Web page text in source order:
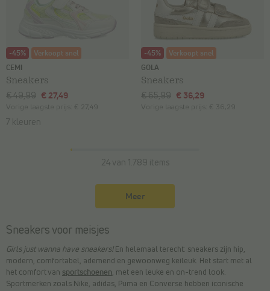
-45% Verkoopt snel
CEMI
Sneakers
€ 49,99 € 27,49
Vorige laagste prijs: € 27,49
7 kleuren
-45% Verkoopt snel
GOLA
Sneakers
€ 65,99 € 36,29
Vorige laagste prijs: € 36,29
24 van 1.789 items
Meer
Sneakers voor meisjes
Girls just wanna have sneakers!En helemaal terecht: sneakers zijn hip,
modern, comfortabel, ademend en gewoonweg keileuk. Het start met al
het comfort van sportschoenen, met een leuke en on-trend look.
Sportmerken zoals Nike, adidas, Puma en Converse hebben iconische